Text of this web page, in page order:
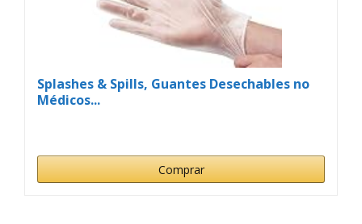
Splashes & Spills, Guantes Desechables no
Médicos...
Comprar